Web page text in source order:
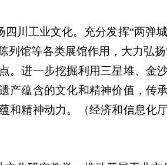
四川工业文化。充分发挥“两
列馆等各类展馆作用，大力弘
。进一步挖掘利用三星堆、金
产蕴含的文化和精神价值，传
和精神动力。（经济和信息化